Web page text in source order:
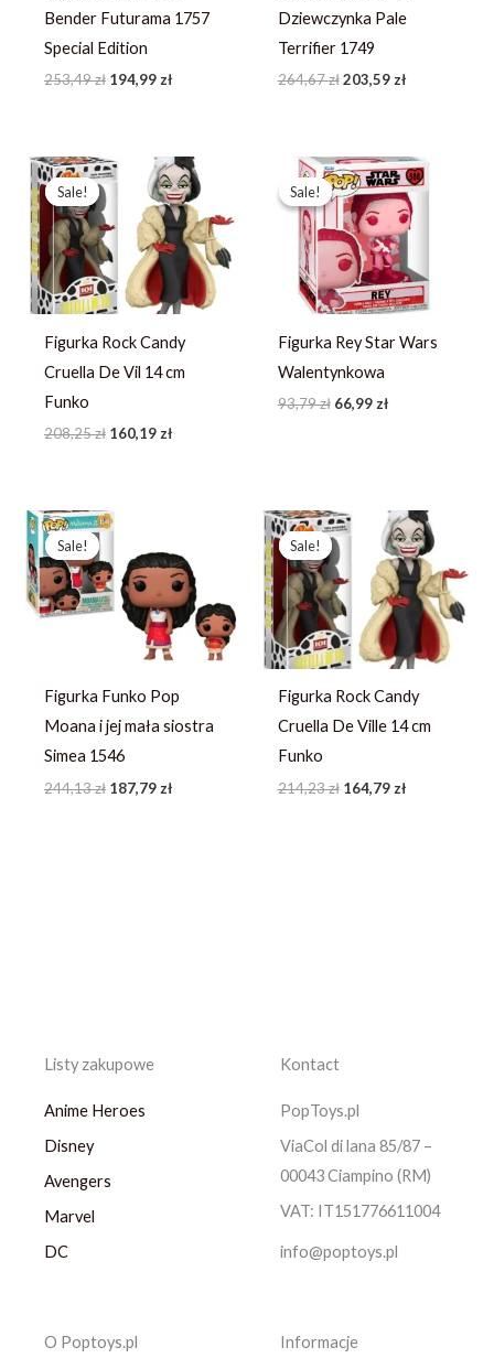
Bender Futurama 1757
Special Edition
253,49zł 194,99zł
Dziewczynka Pale
Terrifier 1749
264,67zł 203,59zł
Sale!
Sale!
Figurka Rock Candy
Cruella De Vil 14 cm
Funko
208,25zł
Pierwotna
cena
wynosiła:
208,25 zł.
160,19zł
Aktualna
cena
wynosi:
160,19 zł.
Sale!
Sale!
Figurka Rey Star Wars
Walentynkowa
93,79zł
Pierwotna
cena
wynosiła:
93,79 zł.
66,99zł
Aktualna
cena
wynosi:
66,99 zł.
Sale!
Sale!
Figurka Funko Pop
Moana i jej mała siostra
Simea 1546
244,13zł
Pierwotna
cena
wynosiła:
244,13 zł.
187,79 zł
wynosi:
187,79 zł.
Sale!
Sale!
Figurka Rock Candy
Cruella De Ville 14 cm
Funko
214,23zł
Pierwotna
cena
wynosiła:
214,23 zł.
164,79 zł
Aktualna
cena
wynosi:
164,79 zł.
Listy zakupowe
Anime Heroes
Disney
Avengers
Marvel
DC
Kontact
PopToys.pl
ViaCol di lana 85/87 –
00043 Ciampino (RM)
VAT: IT151776611004
info@poptoys.pl
O Poptoys.pl Informacje